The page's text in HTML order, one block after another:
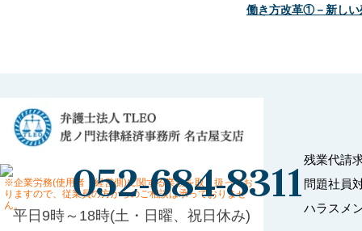
働き方改革①－新しい
052-684-8311
平日9時～18時(土・日曜、祝日休み)
※企業労務(使用者・経営側)に関する業務を取り扱ってお
りますので、従業員の方からのご相談は承っておりませ
ん。
残業代請
問題社員
ハラスメ